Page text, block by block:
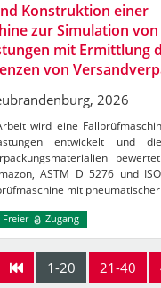
Konstruktion einer
zur Simulation von
mit Ermittlung
von
2026
wird eine
entwickelt und
ASTM D 5276 und
mit
Freier Zugang
1-20 21-40